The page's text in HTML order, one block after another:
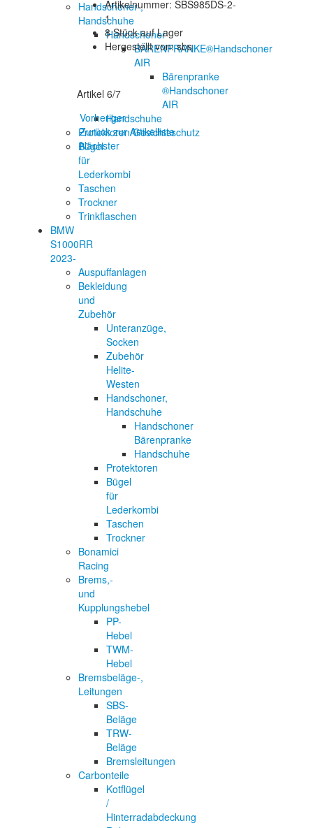
Handschoner-,
Handschuhe
Handschoner
BÄRENPRANKE®Handschoner
AIR
Bärenpranke
®Handschoner
AIR
Handschuhe
Protektoren/Gesichtsschutz
Bügel
für
Lederkombi
Taschen
Trockner
Trinkflaschen
BMW
S1000RR
2023-
Auspuffanlagen
Bekleidung
und
Zubehör
Unteranzüge,
Socken
Zubehör
Helite-
Westen
Handschoner,
Handschuhe
Handschoner
Bärenpranke
Handschuhe
Protektoren
Bügel
für
Lederkombi
Taschen
Trockner
Bonamici
Racing
Brems,-
und
Kupplungshebel
PP-
Hebel
TWM-
Hebel
Bremsbeläge-,
Leitungen
SBS-
Beläge
TRW-
Beläge
Bremsleitungen
Carbonteile
Kotflügel
/
Hinterradabdeckung
Artikelnummer: SBS985DS-2-
1
8 Stück auf Lager
Hergestellt von: sbs
Artikel 6/7
Vorheriger
Zurück zur Artikelliste
Nächster